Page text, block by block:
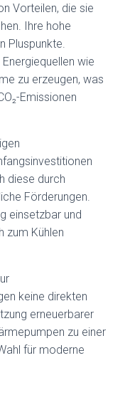
Vorteilen, die sie
Ihre hohe
Pluspunkte.
wie
zu erzeugen, was
Emissionen
diese durch
Förderungen.
einsetzbar und
zum Kühlen
keine direkten
erneuerbarer
zu einer
für moderne